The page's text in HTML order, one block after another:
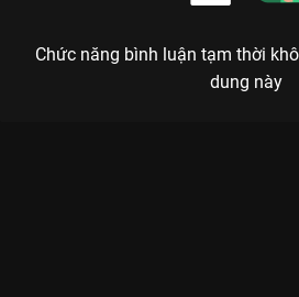
Chức năng bình luận tạm thời
dung này